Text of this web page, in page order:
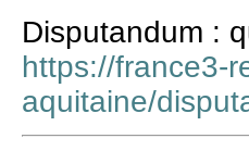
Disputandum :
https://france3-
aquitaine/